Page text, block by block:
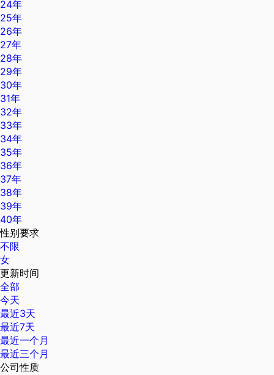
24年
25年
26年
27年
28年
29年
30年
31年
32年
33年
34年
35年
36年
37年
38年
39年
40年
性别要求
不限
女
更新时间
全部
今天
最近3天
最近7天
最近一个月
最近三个月
公司性质